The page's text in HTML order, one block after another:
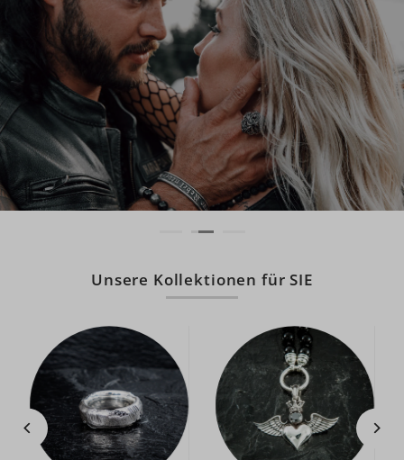
Willkommen bei
S2S
TRUE REBEL NEVER DIES
WOMAN MAN
Unsere Kollektionen für SIE